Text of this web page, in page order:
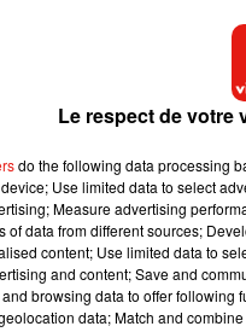
été repêchée de
dimanche à lundi. Elle
se jettent à l’eau et
à l’hôpital. On
d’expliquer avoir chuté
Le respect de votre
do the following data processing
Use limited data to select
Measure advertising
of data from different sources;
content; Use limited data to
and content; Save and
browsing data to offer
data; Match and